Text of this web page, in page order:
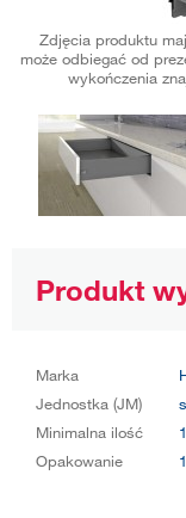
Zdjęcia produktu
może odbiegać od
wykończenia
Produkt
Marka
Jednostka (JM)
Minimalna ilość
Opakowanie